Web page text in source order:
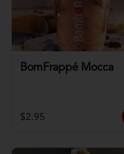
BomFrappé Mocca
$2.95